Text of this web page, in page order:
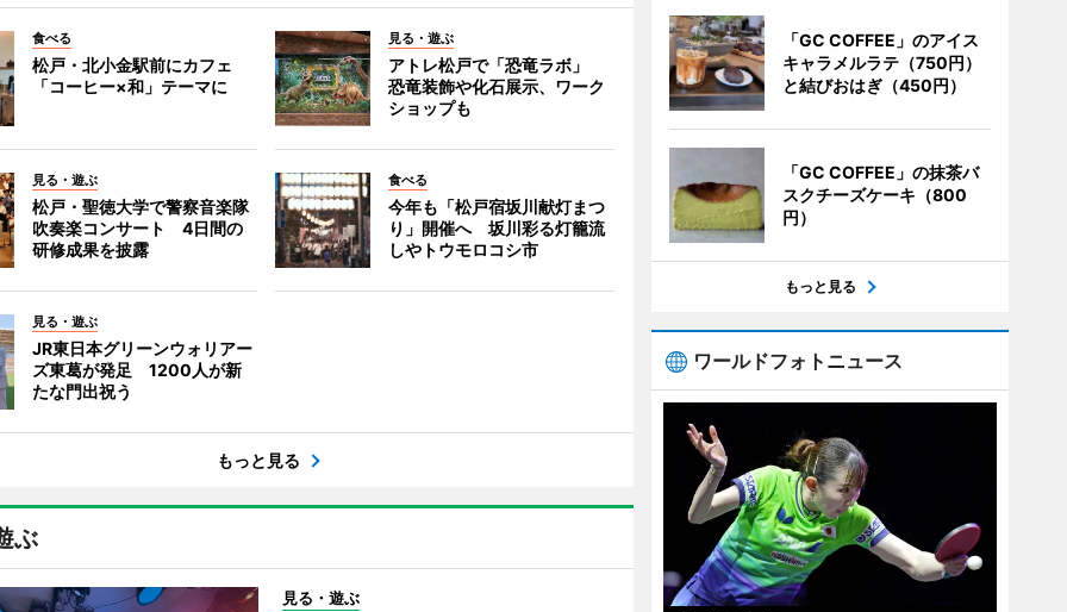
食べる
松戸・北小金駅前にカフェ
「コーヒー×和」テーマに
見る・遊ぶ
アトレ松戸で「恐竜ラボ」
恐竜装飾や化石展示、ワーク
ショップも
見る・遊ぶ
松戸・聖徳大学で警察音楽隊
吹奏楽コンサート 4日間の
研修成果を披露
食べる
今年も「松戸宿坂川献灯まつ
り」開催へ 坂川彩る灯籠流
しやトウモロコシ市
見る・遊ぶ
JR東日本グリーンウォリアー
ズ東葛が発足 1200人が新
たな門出祝う
もっと見る
ぶ
見る・遊ぶ
「GC COFFEE」のアイス
キャラメルラテ（750円）
と結びおはぎ（450円）
「GC COFFEE」の抹茶バ
スクチーズケーキ（800
円）
もっと見る
ワールドフォトニュース